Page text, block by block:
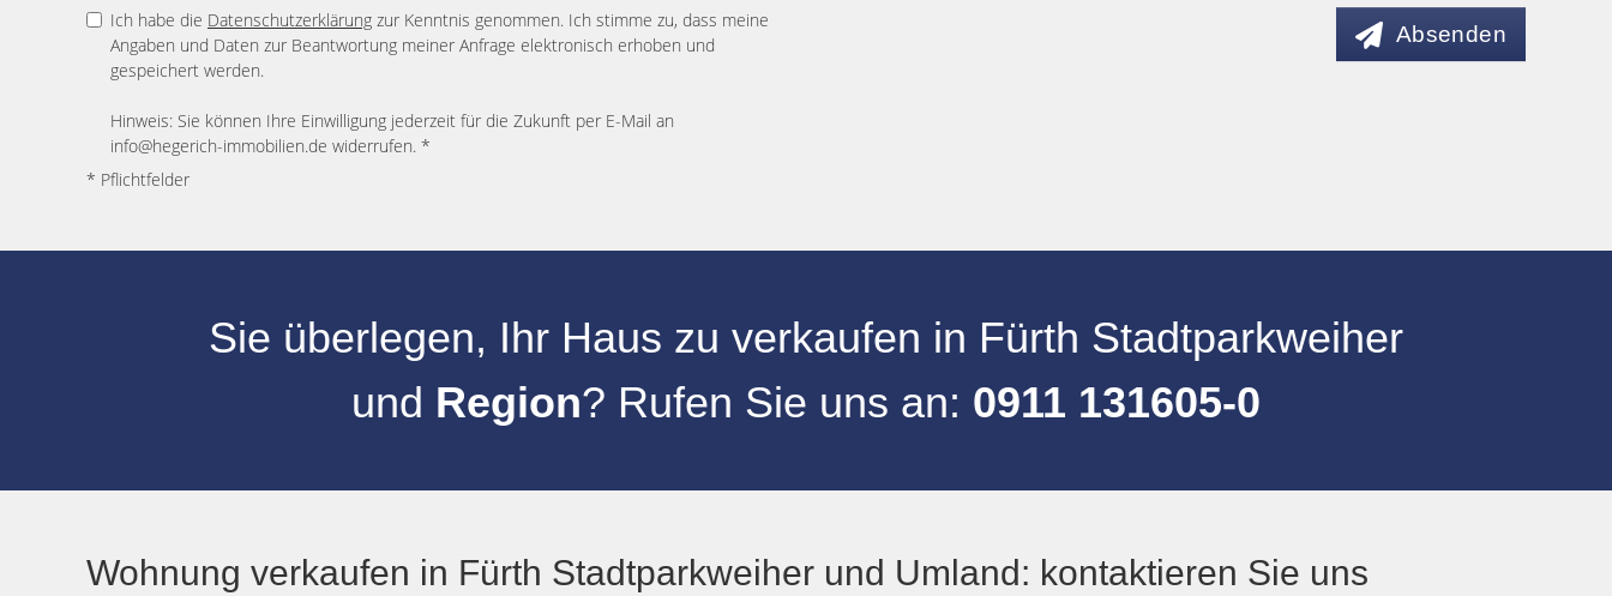
Ich habe die Datenschutzerklärung zur Kenntnis genommen. Ich stimme zu, dass meine
Angaben und Daten zur Beantwortung meiner Anfrage elektronisch erhoben und
gespeichert werden.
Hinweis: Sie können Ihre Einwilligung jederzeit für die Zukunft per E-Mail an
info@hegerich-immobilien.de widerrufen. *
* Pflichtfelder
Absenden
Sie überlegen, Ihr Haus zu verkaufen in Fürth Stadtparkweiher
und Region? Rufen Sie uns an: 0911 131605-0
Wohnung verkaufen in Fürth Stadtparkweiher und Umland: kontaktieren Sie uns